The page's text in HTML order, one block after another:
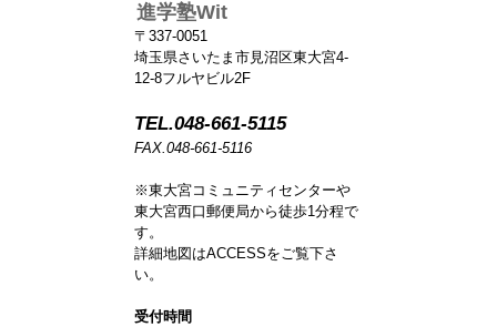
進学塾Wit
〒337-0051
埼玉県さいたま市見沼区東大宮4-
12-8フルヤビル2F
TEL.048-661-5115
FAX.048-661-5116
※東大宮コミュニティセンターや
東大宮西口郵便局から徒歩1分程で
す。
詳細地図はACCESSをご覧下さ
い。
受付時間